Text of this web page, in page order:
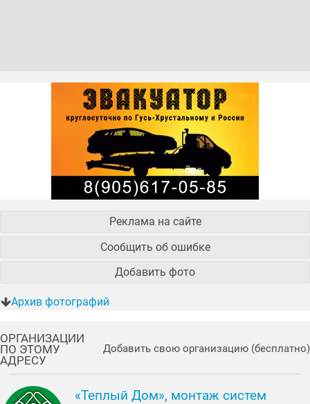
Реклама на сайте
Сообщить об ошибке
Добавить фото
Архив фотографий
ОРГАНИЗАЦИИ
ПО ЭТОМУ
АДРЕСУ
Добавить свою организацию (бесплатно)
«Теплый Дом», монтаж систем